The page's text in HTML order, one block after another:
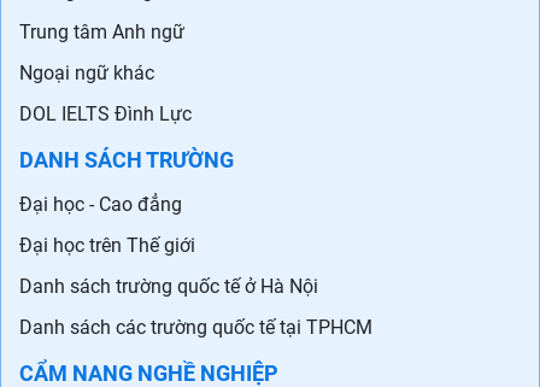
Trung tâm Anh ngữ
Ngoại ngữ khác
DOL IELTS Đình Lực
DANH SÁCH TRƯỜNG
Đại học - Cao đẳng
Đại học trên Thế giới
Danh sách trường quốc tế ở Hà Nội
Danh sách các trường quốc tế tại TPHCM
CẨM NANG NGHỀ NGHIỆP